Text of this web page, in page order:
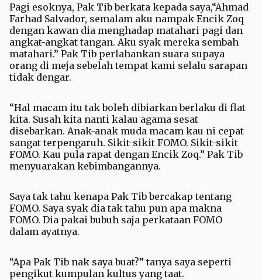
Pagi esoknya, Pak Tib berkata kepada saya,“Ahmad
Farhad Salvador, semalam aku nampak Encik Zoq
dengan kawan dia menghadap matahari pagi dan
angkat-angkat tangan. Aku syak mereka sembah
matahari.” Pak Tib perlahankan suara supaya
orang di meja sebelah tempat kami selalu sarapan
tidak dengar.
“Hal macam itu tak boleh dibiarkan berlaku di flat
kita. Susah kita nanti kalau agama sesat
disebarkan. Anak-anak muda macam kau ni cepat
sangat terpengaruh. Sikit-sikit FOMO. Sikit-sikit
FOMO. Kau pula rapat dengan Encik Zoq.” Pak Tib
menyuarakan kebimbangannya.
Saya tak tahu kenapa Pak Tib bercakap tentang
FOMO. Saya syak dia tak tahu pun apa makna
FOMO. Dia pakai bubuh saja perkataan FOMO
dalam ayatnya.
“Apa Pak Tib nak saya buat?” tanya saya seperti
pengikut kumpulan kultus yang taat.